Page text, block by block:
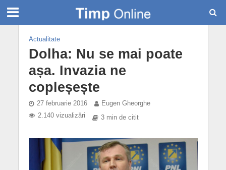
Actualitate
Dolha: Nu se mai poate
așa. Invazia ne
copleșește
27 februarie 2016
Eugen Gheorghe
2.140 vizualizări
3 min de citit